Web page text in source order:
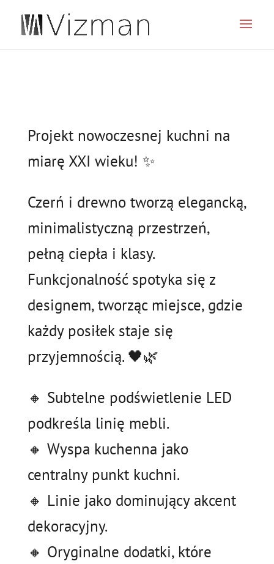
JSON
Projekt nowoczesnej kuchni na
miarę XXI wieku! ✨
Czerń i drewno tworzą elegancką,
minimalistyczną przestrzeń,
pełną ciepła i klasy.
Funkcjonalność spotyka się z
designem, tworząc miejsce, gdzie
każdy posiłek staje się
przyjemnością. 🖤🌿
🔸 Subtelne podświetlenie LED
podkreśla linię mebli.
🔸 Wyspa kuchenna jako
centralny punkt kuchni.
🔸 Linie jako dominujący akcent
dekoracyjny.
🔸 Oryginalne dodatki, które